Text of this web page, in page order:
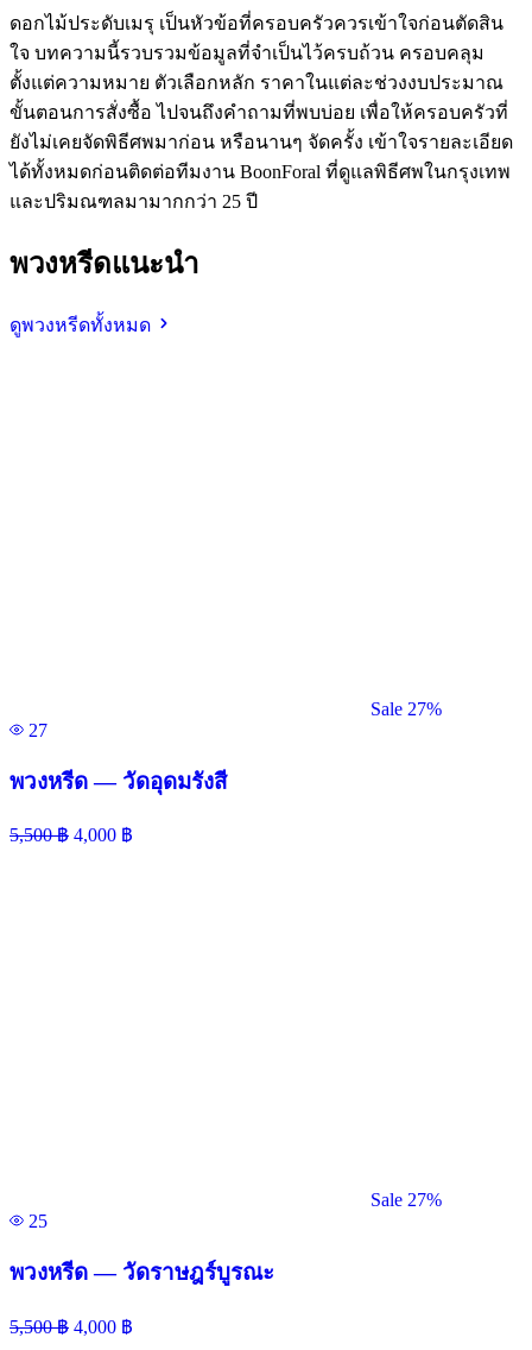
ดอกไม้ประดับเมรุ เป็นหัวข้อที่ครอบครัวควรเข้าใจก่อนตัดสิน
ใจ บทความนี้รวบรวมข้อมูลที่จำเป็นไว้ครบถ้วน ครอบคลุม
ตั้งแต่ความหมาย ตัวเลือกหลัก ราคาในแต่ละช่วงงบประมาณ
ขั้นตอนการสั่งซื้อ ไปจนถึงคำถามที่พบบ่อย เพื่อให้ครอบครัวที่
ยังไม่เคยจัดพิธีศพมาก่อน หรือนานๆ จัดครั้ง เข้าใจรายละเอียด
ได้ทั้งหมดก่อนติดต่อทีมงาน BoonForal ที่ดูแลพิธีศพในกรุงเทพ
และปริมณฑลมามากกว่า 25 ปี
พวงหรีดแนะนำ
ดูพวงหรีดทั้งหมด
Sale 27%
27
พวงหรีด — วัดอุดมรังสี
5,500฿ 4,000 ฿
Sale 27%
25
พวงหรีด — วัดราษฎร์บูรณะ
5,500฿ 4,000 ฿